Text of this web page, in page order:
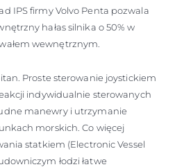
IPS firmy Volvo Penta pozwala
hałas silnika o 50% w
wewnętrznym.
Proste sterowanie joystickiem
indywidualnie sterowanych
manewry i utrzymanie
morskich. Co więcej
statkiem (Electronic Vessel
łodzi łatwe